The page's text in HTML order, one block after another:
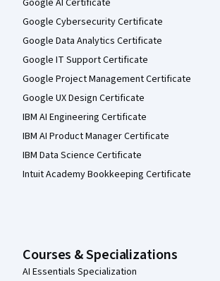
Google Cybersecurity Certificate
Google Data Analytics Certificate
Google IT Support Certificate
Google Project Management Certificate
Google UX Design Certificate
IBM AI Engineering Certificate
IBM AI Product Manager Certificate
IBM Data Science Certificate
Intuit Academy Bookkeeping Certificate
Courses & Specializations
AI Essentials Specialization